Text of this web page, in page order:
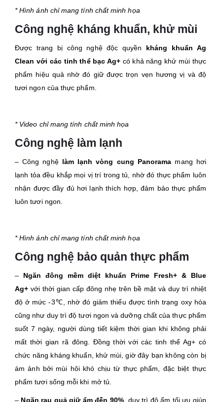
* Hình ảnh chỉ mang tính chất minh họa
Công nghệ kháng khuẩn, khử mùi
Được trang bị công nghệ độc quyền kháng khuẩn Ag
Clean với các tinh thể bạc Ag+ có khả năng khử mùi thực
phẩm hiệu quả nhờ đó giữ được trọn vẹn hương vị và độ
tươi ngon của thực phẩm.
* Video chỉ mang tính chất minh họa
Công nghệ làm lạnh
– Công nghệ làm lạnh vòng cung Panorama mang hơi
lạnh tỏa đều khắp mọi vị trí trong tủ, nhờ đó thực phẩm luôn
nhận được đầy đủ hơi lạnh thích hợp, đảm bảo thực phẩm
luôn tươi ngon.
* Hình ảnh chỉ mang tính chất minh họa
Công nghệ bảo quản thực phẩm
– Ngăn đông mềm diệt khuẩn Prime Fresh+ & Blue
Ag+ với thời gian cấp đông nhẹ trên bề mặt và duy trì nhiệt
độ ở mức -3℃, nhờ đó giảm thiểu được tình trạng oxy hóa
cũng như duy trì độ tươi ngon và dưỡng chất của thực phẩm
suốt 7 ngày, người dùng tiết kiệm thời gian khi không phải
mất thời gian rã đông. Đồng thời với các tinh thể Ag+ có
chức năng kháng khuẩn, khử mùi, giờ đây bạn không còn bị
ám ảnh bởi mùi hôi khó chịu từ thực phẩm, đặc biệt thực
phẩm tươi sống mỗi khi mở tủ.
– Ngăn rau quả giữ ẩm đến 90% , duy trì độ ẩm tối ưu giúp